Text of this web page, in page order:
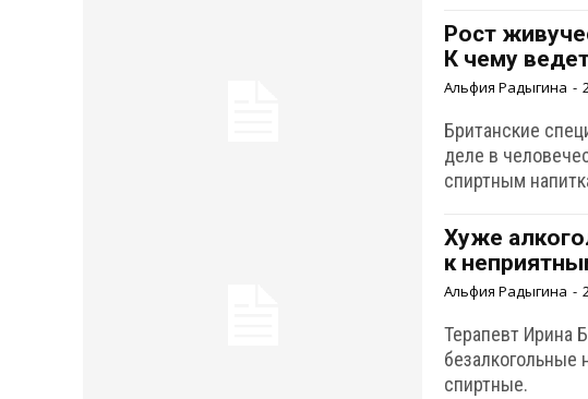
Рост
К чему
Альфия Радыгина -
Британские
деле в
спиртным
Хуже
к
Альфия Радыгина -
Терапевт Ирина
безалкогольные
спиртные.